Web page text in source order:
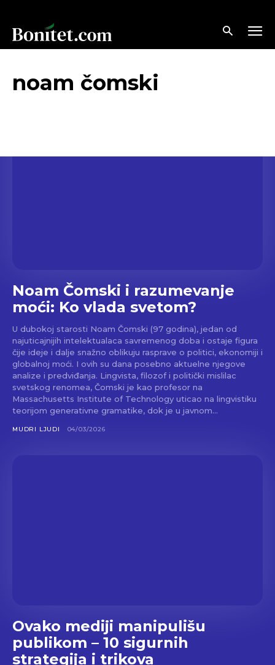
noam čomski
Noam Čomski i razumevanje
moći: Ko vlada svetom?
U dubokoj starosti Noam Čomski (97 godina), jedan od
najuticajnijih intelektualaca savremenog doba i ostaje figura
čije ideje i dalje snažno oblikuju rasprave o politici, ekonomiji i
globalnoj moći. I ovih su dana posebno aktuelne njegove
analize i predviđanja. Lingvista, filozof i politički mislilac
svetskog renomea, Čomski je kao profesor na
Massachusetts Institute of Technology uticao na lingvistiku
teorijom generativne gramatike, dok je u javnom...
MUDRI LJUDI 04/03/2026
Ovako mediji manipulišu
publikom – 10 sigurnih
strategija i trikova